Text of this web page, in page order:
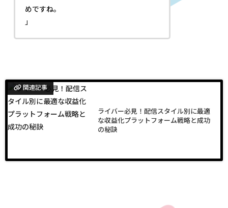
めですね。
」
関連記事
ライバー必見！配信スタイル別に最適
な収益化プラットフォーム戦略と成功
の秘訣